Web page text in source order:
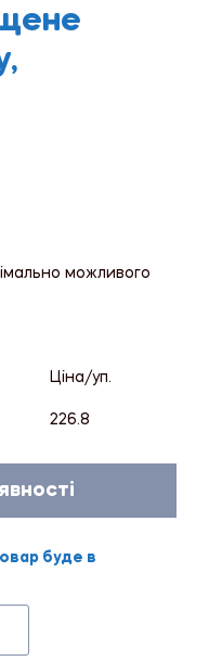
можливого
Ціна/уп.
226.8
буде в